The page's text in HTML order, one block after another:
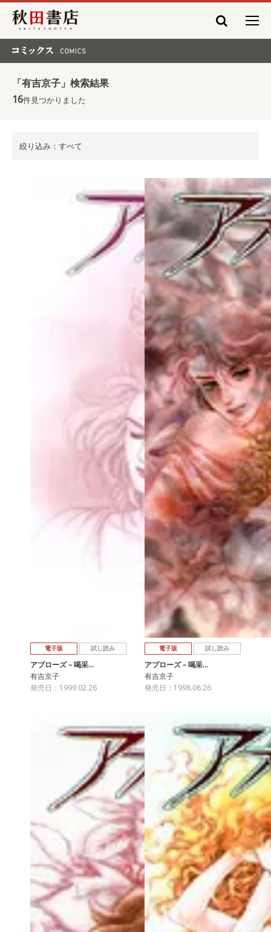
秋田書店
「有吉京子」検索結果
16件見つかりました
絞り込み：すべて
電子版 試し読み
アプローズ－喝采…
有吉京子
発売日：1999.02.26
電子版 試し読み
アプローズ－喝采…
有吉京子
発売日：1998.06.26